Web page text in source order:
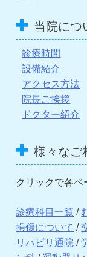
当院につ
診療時間
設備紹介
アクセス方法
院長ご挨拶
ドクター紹介
様々なご
クリックで各ペ
診療科目一覧 /
損傷について /
リハビリ通院 /